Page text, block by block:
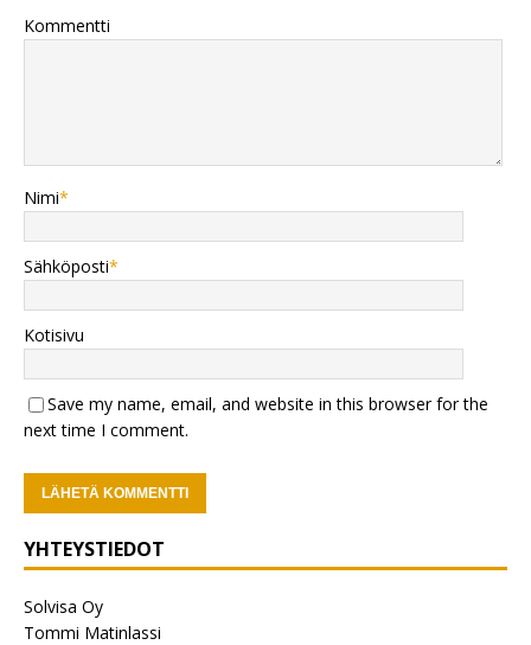
Kommentti
Nimi*
Sähköposti*
Kotisivu
Save my name, email, and website in this browser for the
next time I comment.
YHTEYSTIEDOT
Solvisa Oy
Tommi Matinlassi